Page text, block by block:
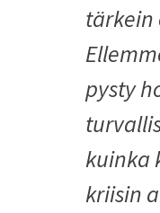
tärkein
pysty
kuinka
kriisin